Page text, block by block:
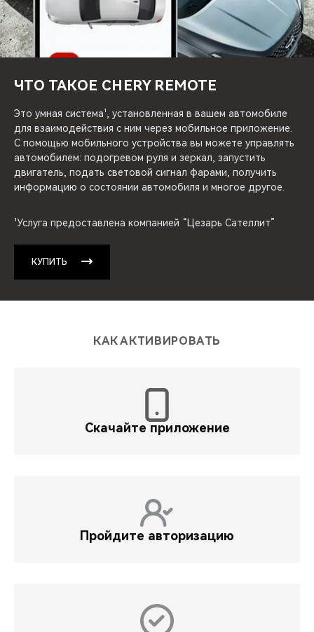
CHERY И СПОРТ
ВИДЕООБЗОРЫ
CHERY ДЛЯ ДЕТЕЙ
ЧТО ТАКОЕ CHERY REMOTE
Это умная система¹, установленная в вашем автомобиле
для взаимодействия с ним через мобильное приложение.
С помощью мобильного устройства вы можете управлять
автомобилем: подогревом руля и зеркал, запустить
двигатель, подать световой сигнал фарами, получить
информацию о состоянии автомобиля и многое другое.
¹Услуга предоставлена компанией “Цезарь Сателлит”
КУПИТЬ
КАК АКТИВИРОВАТЬ
Скачайте приложение
Пройдите авторизацию